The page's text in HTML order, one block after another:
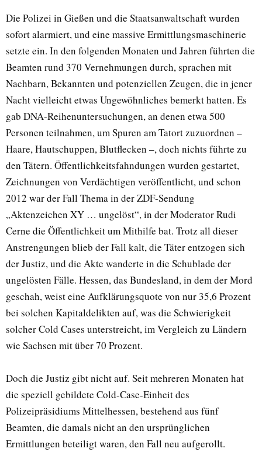
Die Polizei in Gießen und die Staatsanwaltschaft wurden
sofort alarmiert, und eine massive Ermittlungsmaschinerie
setzte ein. In den folgenden Monaten und Jahren führten die
Beamten rund 370 Vernehmungen durch, sprachen mit
Nachbarn, Bekannten und potenziellen Zeugen, die in jener
Nacht vielleicht etwas Ungewöhnliches bemerkt hatten. Es
gab DNA-Reihenuntersuchungen, an denen etwa 500
Personen teilnahmen, um Spuren am Tatort zuzuordnen –
Haare, Hautschuppen, Blutflecken –, doch nichts führte zu
den Tätern. Öffentlichkeitsfahndungen wurden gestartet,
Zeichnungen von Verdächtigen veröffentlicht, und schon
2012 war der Fall Thema in der ZDF-Sendung
„Aktenzeichen XY … ungelöst“, in der Moderator Rudi
Cerne die Öffentlichkeit um Mithilfe bat. Trotz all dieser
Anstrengungen blieb der Fall kalt, die Täter entzogen sich
der Justiz, und die Akte wanderte in die Schublade der
ungelösten Fälle. Hessen, das Bundesland, in dem der Mord
geschah, weist eine Aufklärungsquote von nur 35,6 Prozent
bei solchen Kapitaldelikten auf, was die Schwierigkeit
solcher Cold Cases unterstreicht, im Vergleich zu Ländern
wie Sachsen mit über 70 Prozent.
Doch die Justiz gibt nicht auf. Seit mehreren Monaten hat
die speziell gebildete Cold-Case-Einheit des
Polizeipräsidiums Mittelhessen, bestehend aus fünf
Beamten, die damals nicht an den ursprünglichen
Ermittlungen beteiligt waren, den Fall neu aufgerollt.